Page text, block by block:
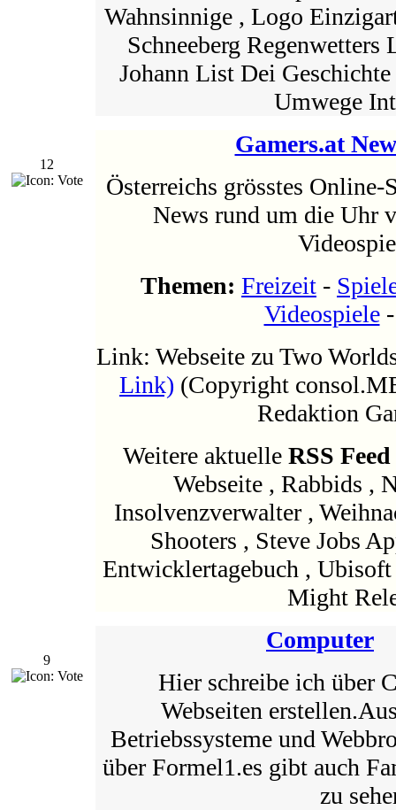
Wahnsinnige , Logo
Schneeberg Regenwetters
Johann List Dei
Umwege
12
Gamers.at
Österreichs grösstes
News rund um die Uhr
Themen: Freizeit -
Videospiele
Link: Webseite zu Two
Link) (Copyright
Redaktion
Weitere aktuelle RSS Feed
Webseite , Rabbids ,
Insolvenzverwalter ,
Shooters , Steve Jobs
Entwicklertagebuch ,
Might
9
Computer
Hier schreibe ich über
Webseiten
Betriebssysteme und
über Formel1.es gibt auch
zu